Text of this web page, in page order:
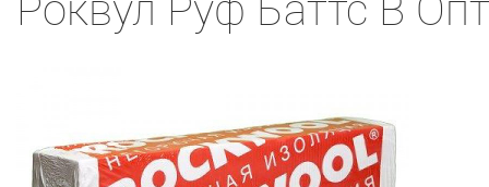
Роквул Руф Баттс В